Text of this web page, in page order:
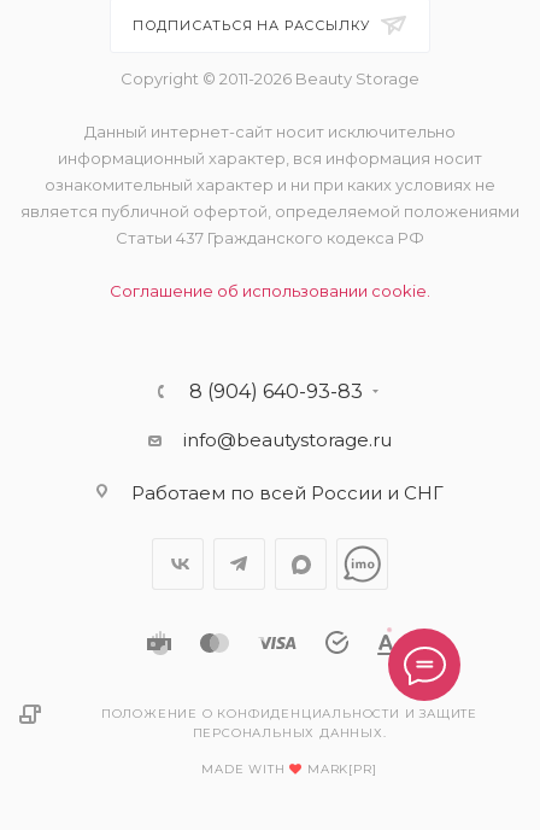
ПОДПИСАТЬСЯ НА РАССЫЛКУ
Copyright © 2011-2026 Beauty Storage
Данный интернет-сайт носит исключительно
информационный характер, вся информация носит
ознакомительный характер и ни при каких условиях не
является публичной офертой, определяемой положениями
Статьи 437 Гражданского кодекса РФ
Соглашение об использовании cookie.
8 (904) 640-93-83
info@beautystorage.ru
Работаем по всей России и СНГ
ПОЛОЖЕНИЕ О КОНФИДЕНЦИАЛЬНОСТИ И ЗАЩИТЕ
ПЕРСОНАЛЬНЫХ ДАННЫХ.
MADE WITH MARK[PR]